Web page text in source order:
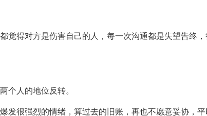
觉得对方是伤害自己的人，每一次沟通都是失望告终
个人的地位反转。
发很强烈的情绪，算过去的旧账，再也不愿意妥协，